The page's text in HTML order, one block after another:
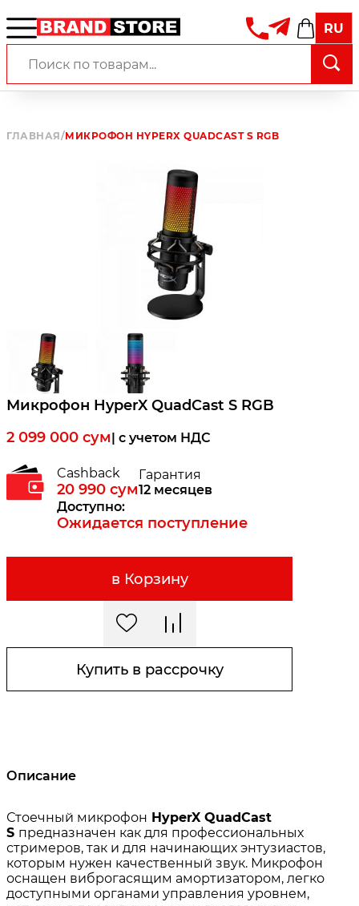
RU
ГЛАВНАЯ/МИКРОФОН HYPERX QUADCAST S RGB
Микрофон HyperX QuadCast S RGB
2 099 000 сум| c учетом НДС
Cashback
20 990 сум
Гарантия
12 месяцев
Доступно:
Ожидается поступление
в Корзину
Купить в рассрочку
Описание